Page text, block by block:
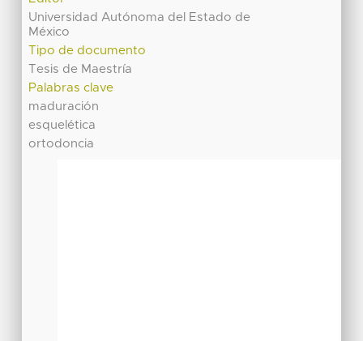
Universidad Autónoma del Estado de
México
Tipo de documento
Tesis de Maestría
Palabras clave
maduración
esquelética
ortodoncia